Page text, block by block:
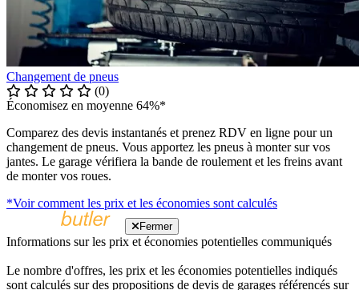
Changement de pneus
(0)
Économisez en moyenne 64%*
Comparez des devis instantanés et prenez RDV en ligne pour un
changement de pneus. Vous apportez les pneus à monter sur vos
jantes. Le garage vérifiera la bande de roulement et les freins avant
de monter vos roues.
*Voir comment les prix et les économies sont calculés
Fermer
Informations sur les prix et économies potentielles communiqués
Le nombre d'offres, les prix et les économies potentielles indiqués
sont calculés sur des propositions de devis de garages référencés sur